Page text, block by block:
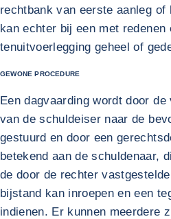
rechtbank van eerste aanleg of
kan echter bij een met redenen
tenuitvoerlegging geheel of
GEWONE PROCEDURE
Een dagvaarding wordt door
van de schuldeiser naar de
gestuurd en door een
betekend aan de schuldenaar,
de door de rechter
bijstand kan inroepen en een
indienen. Er kunnen meerdere